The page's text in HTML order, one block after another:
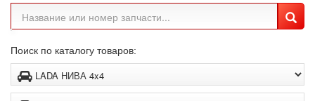
Поиск по каталогу товаров: